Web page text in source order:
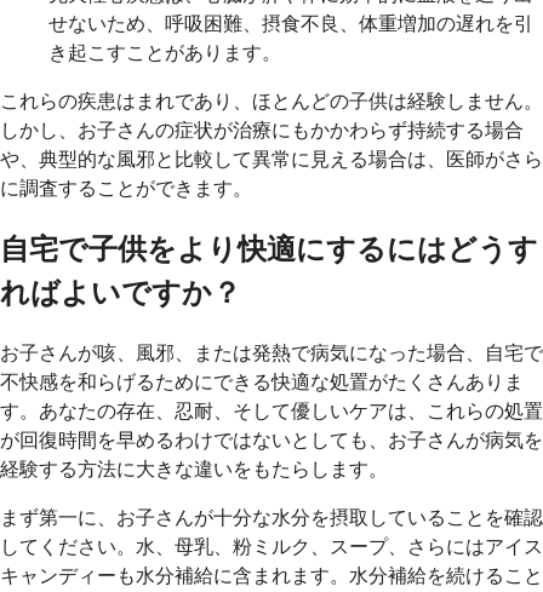
せないため、呼吸困難、摂食不良、体重増加の遅れを引
き起こすことがあります。
これらの疾患はまれであり、ほとんどの子供は経験しません。
しかし、お子さんの症状が治療にもかかわらず持続する場合
や、典型的な風邪と比較して異常に見える場合は、医師がさら
に調査することができます。
自宅で子供をより快適にするにはどうす
ればよいですか？
お子さんが咳、風邪、または発熱で病気になった場合、自宅で
不快感を和らげるためにできる快適な処置がたくさんありま
す。あなたの存在、忍耐、そして優しいケアは、これらの処置
が回復時間を早めるわけではないとしても、お子さんが病気を
経験する方法に大きな違いをもたらします。
まず第一に、お子さんが十分な水分を摂取していることを確認
してください。水、母乳、粉ミルク、スープ、さらにはアイス
キャンディーも水分補給に含まれます。水分補給を続けること